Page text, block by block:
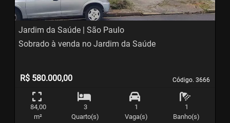
Jardim da Saúde | São Paulo
Código. 3666
Código. 3666
Sobrado à venda no Jardim da Saúde
R$ 580.000,00
84,00
m²
3
Quarto(s)
1
Vaga(s)
1
Banho(s)